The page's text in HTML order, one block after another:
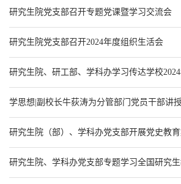
研究生院党支部召开专题党课暨学习交流会
研究生院党支部召开2024年度组织生活会